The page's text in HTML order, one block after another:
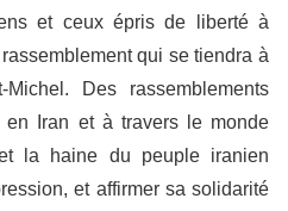
et ceux épris de liberté à
qui se tiendra à
Des rassemblements
en Iran et à travers le monde
la haine du peuple iranien
et affirmer sa solidarité